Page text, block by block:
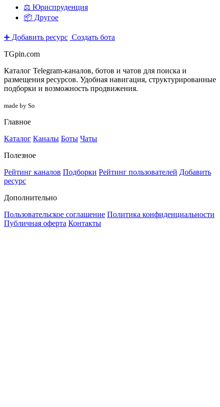
⚖️ Юриспруденция
📦 Другое
➕ Добавить ресурс Создать бота
TGpin.com
Каталог Telegram-каналов, ботов и чатов для поиска и
размещения ресурсов. Удобная навигация, структурированные
подборки и возможность продвижения.
made by So
Главное
Каталог Каналы Боты Чаты
Полезное
Рейтинг каналов Подборки Рейтинг пользователей Добавить
ресурс
Дополнительно
Пользовательское соглашение Политика конфиденциальности
Публичная оферта Контакты